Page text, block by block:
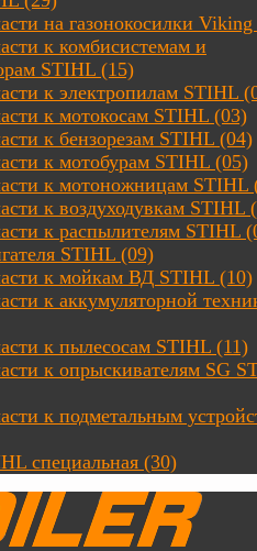
на газонокосилки
к комбисистемам и
STIHL (15)
к электропилам STIHL
к мотокосам STIHL (03)
к бензорезам STIHL (04)
к мотобурам STIHL (05)
к мотоножницам STIHL
к воздуходувкам STIHL
к распылителям STIHL
STIHL (09)
к мойкам ВД STIHL (10)
к аккумуляторной
к пылесосам STIHL (11)
к опрыскивателям SG
к подметальным
специальная (30)